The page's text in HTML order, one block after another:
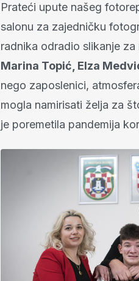
Prateći upute našeg
salonu za zajedničku
radnika odradio slikanje
Marina Topić, Elza
nego zaposlenici,
mogla namirisati želja za
je poremetila pandemija